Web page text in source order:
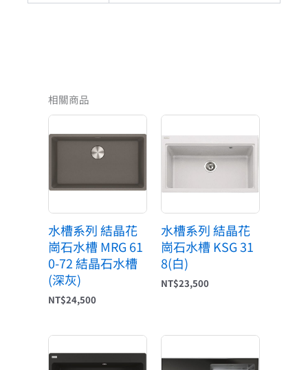
相關商品
水槽系列 結晶花
崗石水槽 MRG 61
0-72 結晶石水槽
(深灰)
NT$24,500
水槽系列 結晶花
崗石水槽 KSG 31
8(白)
NT$23,500